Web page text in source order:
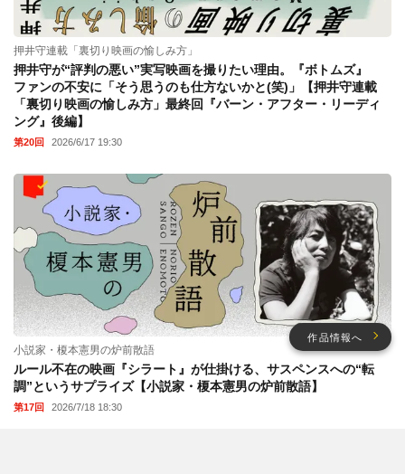
作品情報へ
押井守連載「裏切り映画の愉しみ方」
押井守が“評判の悪い”実写映画を撮りたい理由。『ボトムズ』
ファンの不安に「そう思うのも仕方ないかと(笑)」【押井守連載
「裏切り映画の愉しみ方」最終回『バーン・アフター・リーディ
ング』後編】
第20回 2026/6/17 19:30
小説家・榎本憲男の炉前散語
ルール不在の映画『シラート』が仕掛ける、サスペンスへの“転
調”というサプライズ【小説家・榎本憲男の炉前散語】
第17回 2026/7/18 18:30